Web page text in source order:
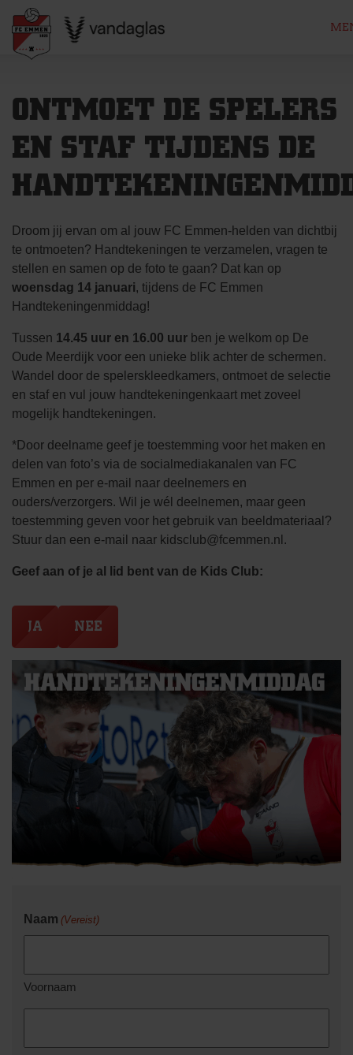
content
ONTMOET DE SPELERS
EN STAF TIJDENS DE
Droom jij ervan om al jouw FC Emmen-helden van dichtbij
te ontmoeten? Handtekeningen te verzamelen, vragen te
stellen en samen op de foto te gaan? Dat kan op
woensdag 14 januari, tijdens de FC Emmen
Handtekeningenmiddag!
Tussen 14.45 uur en 16.00 uur ben je welkom op De
Oude Meerdijk voor een unieke blik achter de schermen.
Wandel door de spelerskleedkamers, ontmoet de selectie
en staf en vul jouw handtekeningenkaart met zoveel
mogelijk handtekeningen.
*Door deelname geef je toestemming voor het maken en
delen van foto’s via de socialmediakanalen van FC
Emmen en per e-mail naar deelnemers en
ouders/verzorgers. Wil je wél deelnemen, maar geen
toestemming geven voor het gebruik van beeldmateriaal?
Stuur dan een e-mail naar kidsclub@fcemmen.nl .
Geef aan of je al lid bent van de Kids Club:
JA NEE
Naam (Vereist)
Voornaam